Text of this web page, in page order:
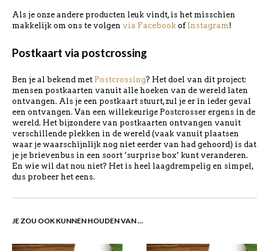
Als je onze andere producten leuk vindt, is het misschien
makkelijk om ons te volgen via Facebook of Instagram !
Postkaart via postcrossing
Ben je al bekend met Postcrossing? Het doel van dit project:
mensen postkaarten vanuit alle hoeken van de wereld laten
ontvangen. Als je een postkaart stuurt, zul je er in ieder geval
een ontvangen. Van een willekeurige Postcrosser ergens in de
wereld. Het bijzondere van postkaarten ontvangen vanuit
verschillende plekken in de wereld (vaak vanuit plaatsen
waar je waarschijnlijk nog niet eerder van had gehoord) is dat
je je brievenbus in een soort ‘surprise box’ kunt veranderen.
En wie wil dat nou niet? Het is heel laagdrempelig en simpel,
dus probeer het eens.
JE ZOU OOK KUNNEN HOUDEN VAN …